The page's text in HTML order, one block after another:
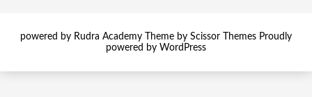
powered by Rudra Academy Theme by Scissor Themes Proudly
powered by WordPress